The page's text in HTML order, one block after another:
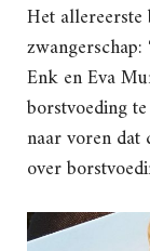
Het
Enk en Eva
borstvoeding
naar voren dat
over